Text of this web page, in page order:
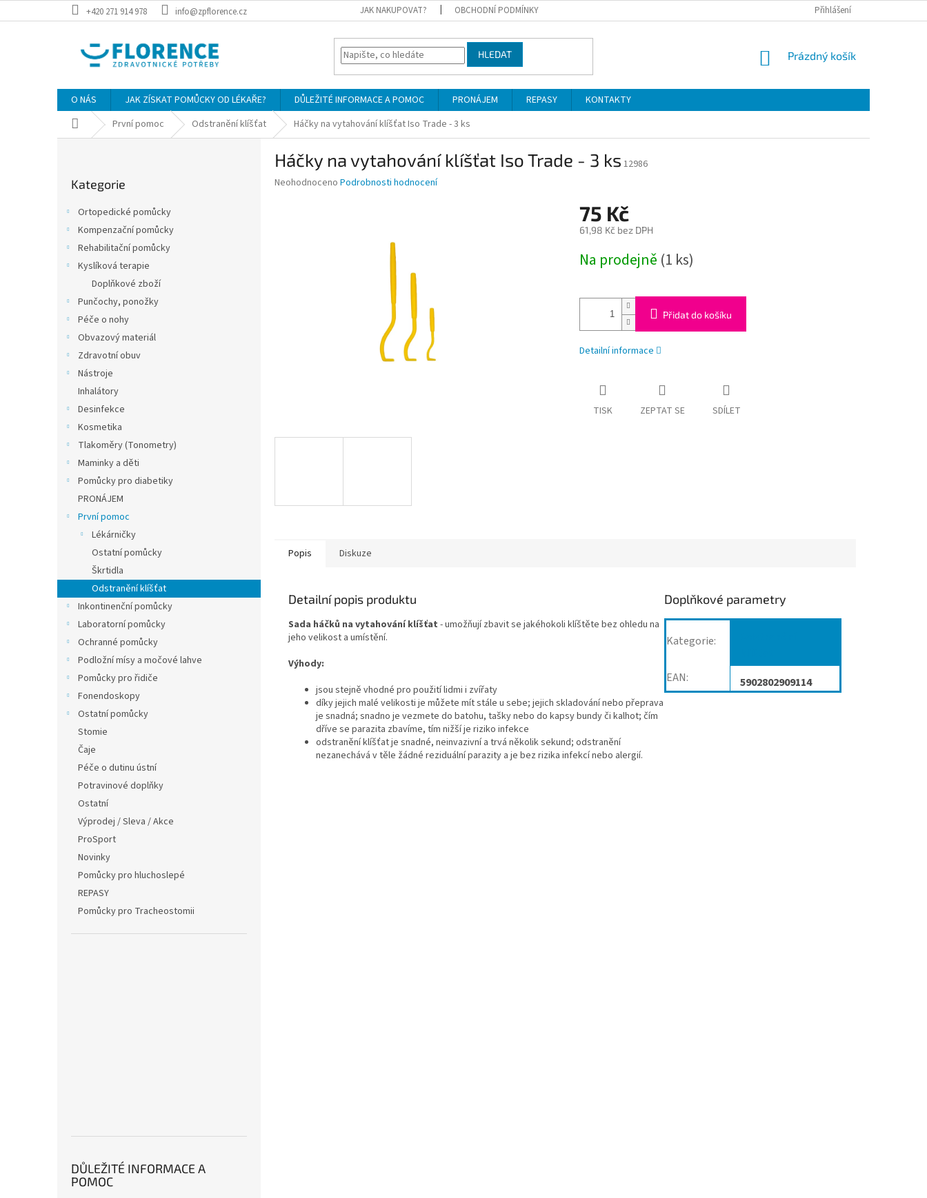
na
+420 271 914 978 info@zpflorence.cz JAK NAKUPOVAT? OBCHODNÍ PODMÍNKY Přihlášení
HLEDAT
NÁKUPNÍ
Prázdný košík
O NÁS JAK ZÍSKAT POMŮCKY OD LÉKAŘE? DŮLEŽITÉ INFORMACE A POMOC PRONÁJEM REPASY
KONTAKTY
Domů První pomoc Odstranění klíšťat Háčky na vytahování klíšťat Iso Trade - 3 ks
kategorie
Kategorie
Ortopedické pomůcky
Kompenzační pomůcky
Rehabilitační pomůcky
Kyslíková terapie
Doplňkové zboží
Punčochy, ponožky
Péče o nohy
Obvazový materiál
Zdravotní obuv
Nástroje
Inhalátory
Desinfekce
Kosmetika
Tlakoměry (Tonometry)
Maminky a děti
Pomůcky pro diabetiky
PRONÁJEM
První pomoc
Lékárničky
Ostatní pomůcky
Škrtidla
Odstranění klíšťat
Inkontinenční pomůcky
Laboratorní pomůcky
Ochranné pomůcky
Podložní mísy a močové lahve
Pomůcky pro řidiče
Fonendoskopy
Ostatní pomůcky
Stomie
Čaje
Péče o dutinu ústní
Potravinové doplňky
Ostatní
Výprodej / Sleva / Akce
ProSport
Novinky
Pomůcky pro hluchoslepé
REPASY
Pomůcky pro Tracheostomii
DŮLEŽITÉ INFORMACE A
POMOC
Háčky na vytahování klíšťat Iso Trade - 3 ks 12986
Průměrné
Neohodnoceno Podrobnosti hodnocení
75 Kč
61,98 Kč bez DPH
cena:
Na prodejně (1 ks)
Přidat do košíku
Detailní informace
TISK ZEPTAT SE SDÍLET
Popis Diskuze
Detailní popis produktu
Sada háčků na vytahování klíšťat - umožňují zbavit se jakéhokoli klíštěte bez ohledu na
jeho velikost a umístění.
Výhody:
jsou stejně vhodné pro použití lidmi i zvířaty
díky jejich malé velikosti je můžete mít stále u sebe; jejich skladování nebo přeprava
je snadná; snadno je vezmete do batohu, tašky nebo do kapsy bundy či kalhot; čím
dříve se parazita zbavíme, tím nižší je riziko infekce
odstranění klíšťat je snadné, neinvazivní a trvá několik sekund; odstranění
nezanechává v těle žádné reziduální parazity a je bez rizika infekcí nebo alergií.
Doplňkové parametry
Kategorie:
EAN: 5902802909114